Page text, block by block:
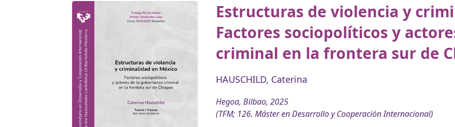
Estructuras de violencia y
Factores sociopolíticos y
criminal en la frontera sur de
HAUSCHILD, Caterina
Hegoa, Bilbao, 2025
(TFM; 126. Máster en Desarrollo y Cooperación Internacional)